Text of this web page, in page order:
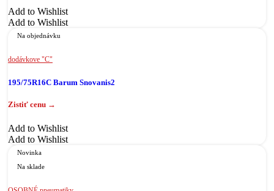
Add to Wishlist
Add to Wishlist
Na objednávku
dodávkove "C"
195/75R16C Barum Snovanis2
Add to Wishlist
Add to Wishlist
Novinka
Na sklade